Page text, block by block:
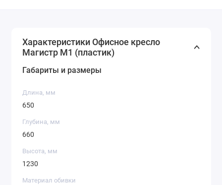
Характеристики Офисное кресло
Магистр M1 (пластик)
Габариты и размеры
Длина, мм
650
Глубина, мм
660
Высота, мм
1230
Материал обивки